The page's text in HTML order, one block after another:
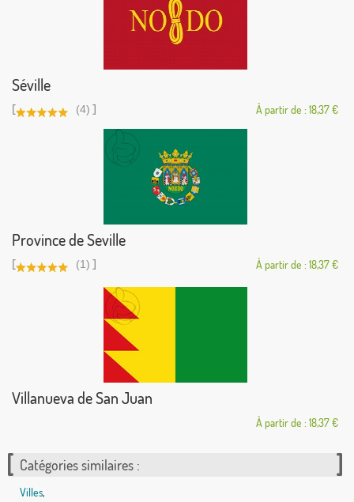
Séville
[ (4) ] À partir de : 18,37 €
Province de Seville
[ (1) ] À partir de : 18,37 €
Villanueva de San Juan
À partir de : 18,37 €
Catégories similaires :
Villes,